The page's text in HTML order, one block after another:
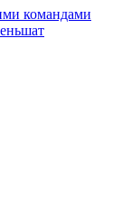
командами